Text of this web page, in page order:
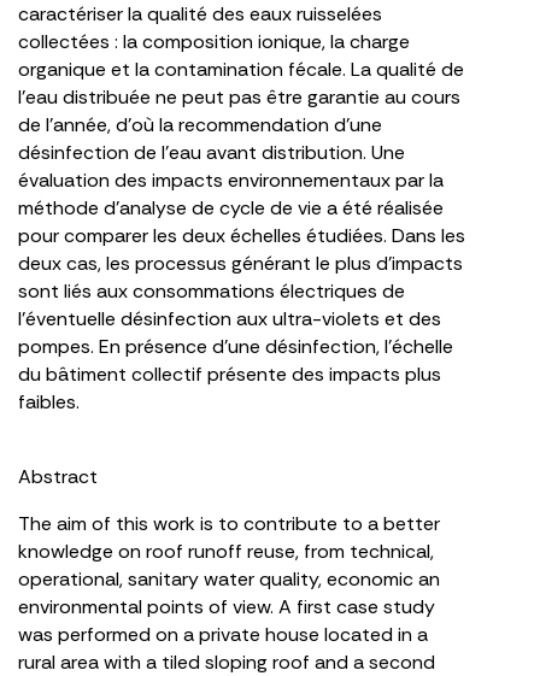
caractériser la qualité des eaux ruisselées
collectées : la composition ionique, la charge
organique et la contamination fécale. La qualité de
l’eau distribuée ne peut pas être garantie au cours
de l’année, d’où la recommendation d’une
désinfection de l’eau avant distribution. Une
évaluation des impacts environnementaux par la
méthode d’analyse de cycle de vie a été réalisée
pour comparer les deux échelles étudiées. Dans les
deux cas, les processus générant le plus d’impacts
sont liés aux consommations électriques de
l’éventuelle désinfection aux ultra-violets et des
pompes. En présence d’une désinfection, l’échelle
du bâtiment collectif présente des impacts plus
faibles.
Abstract
The aim of this work is to contribute to a better
knowledge on roof runoff reuse, from technical,
operational, sanitary water quality, economic an
environmental points of view. A first case study
was performed on a private house located in a
rural area with a tiled sloping roof and a second